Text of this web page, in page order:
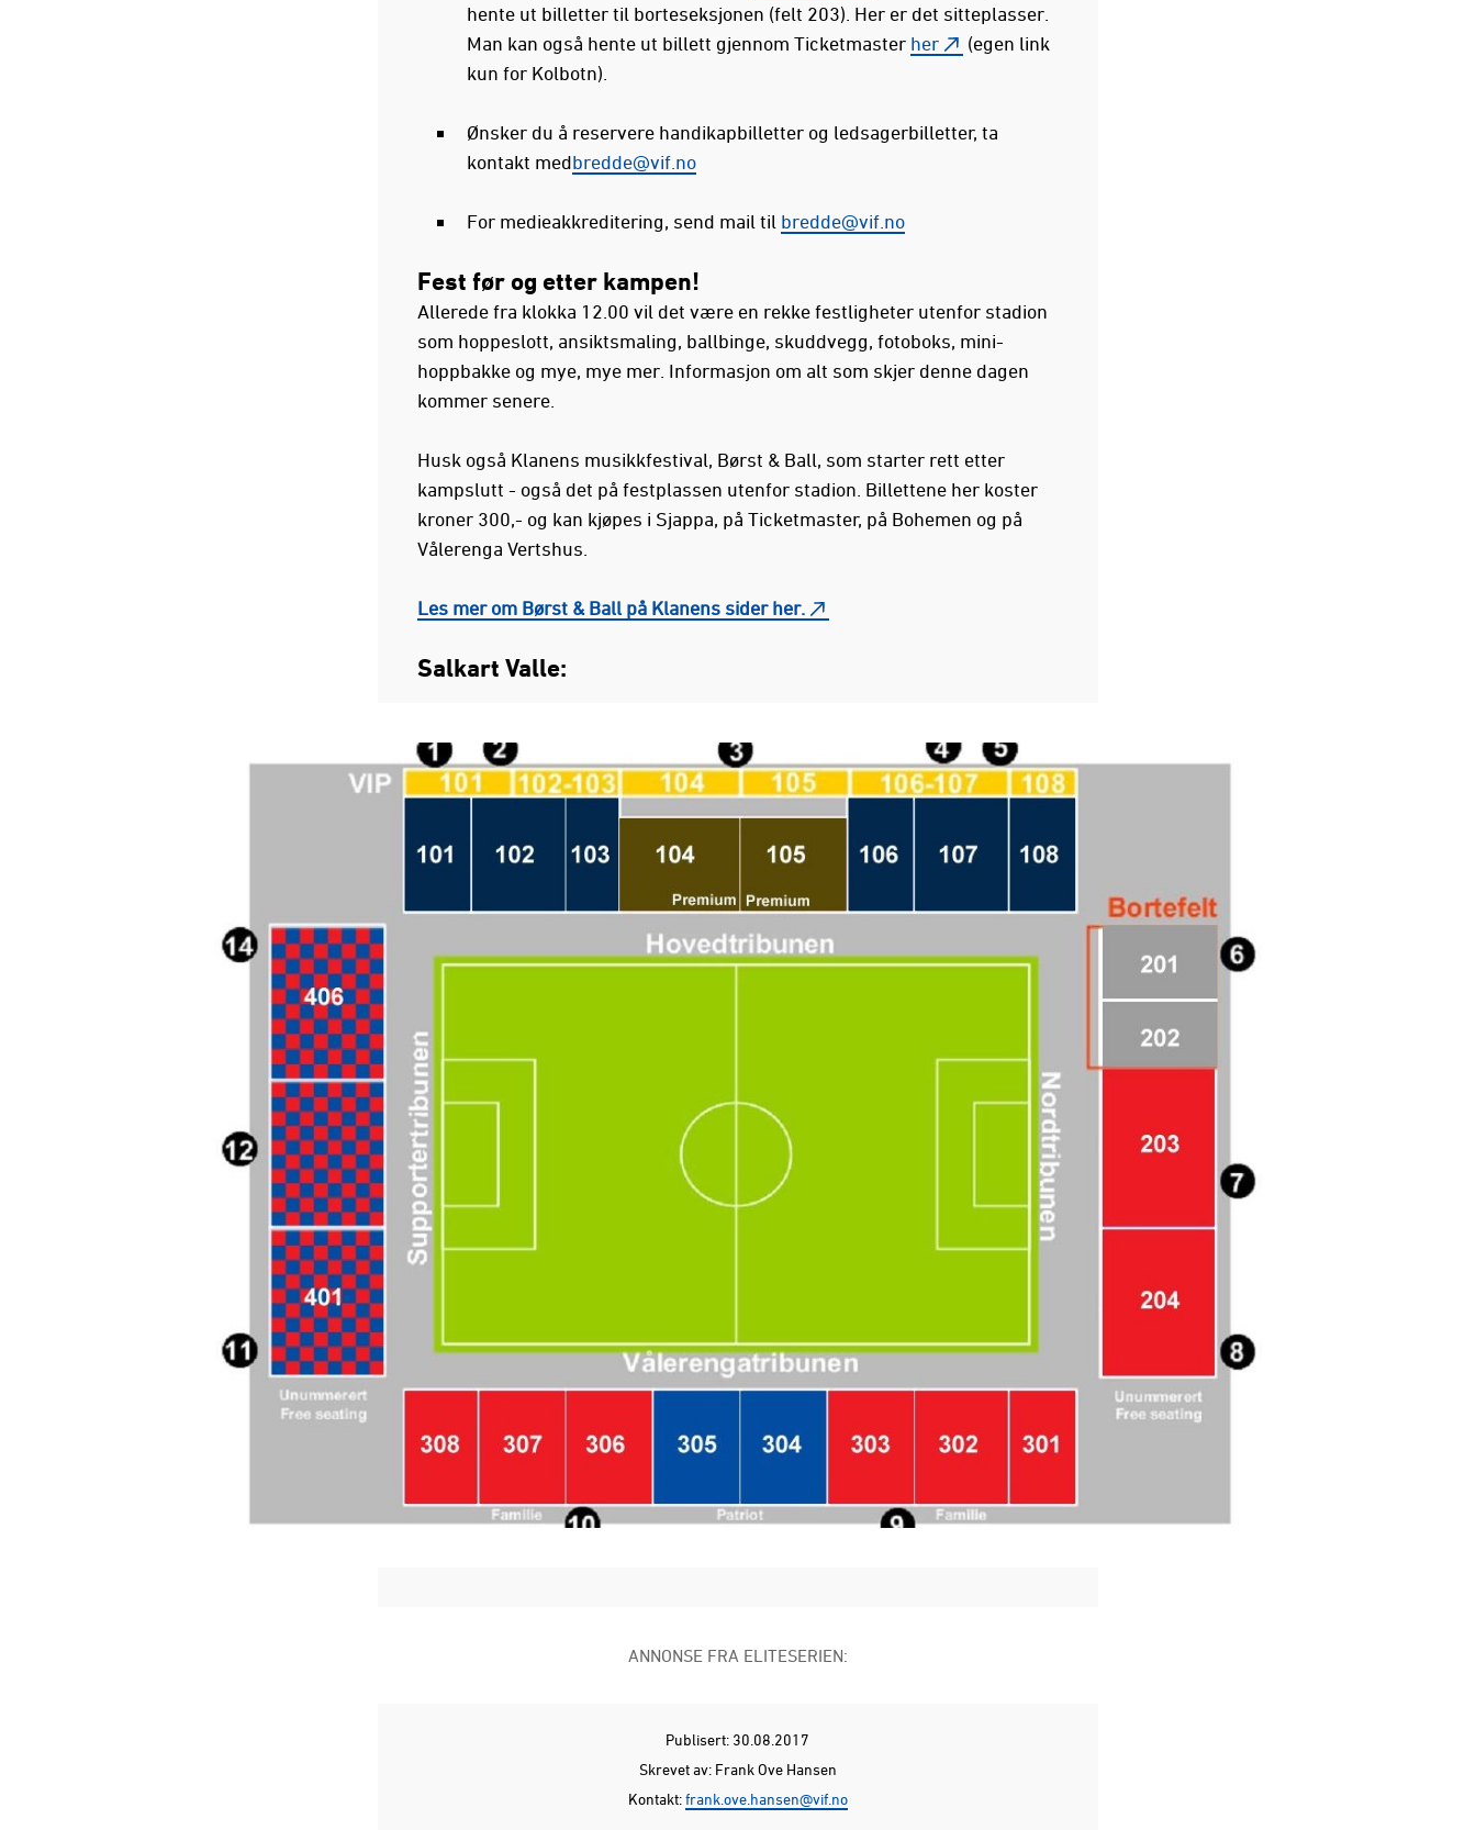
hente ut billetter til borteseksjonen (felt 203). Her er det sitteplasser.
Man kan også hente ut billett gjennom Ticketmaster her
(egen link
kun for Kolbotn).
Ønsker du å reservere handikapbilletter og ledsagerbilletter, ta
kontakt medbredde@vif.no
For medieakkreditering, send mail til bredde@vif.no
Fest før og etter kampen!
Allerede fra klokka 12.00 vil det være en rekke festligheter utenfor stadion
som hoppeslott, ansiktsmaling, ballbinge, skuddvegg, fotoboks, mini-
hoppbakke og mye, mye mer. Informasjon om alt som skjer denne dagen
kommer senere.
Husk også Klanens musikkfestival, Børst & Ball, som starter rett etter
kampslutt - også det på festplassen utenfor stadion. Billettene her koster
kroner 300,- og kan kjøpes i Sjappa, på Ticketmaster, på Bohemen og på
Vålerenga Vertshus.
Les mer om Børst & Ball på Klanens sider her.
Salkart Valle:
ANNONSE FRA ELITESERIEN:
Publisert: 30.08.2017
Skrevet av: Frank Ove Hansen
Kontakt:frank.ove.hansen@vif.no